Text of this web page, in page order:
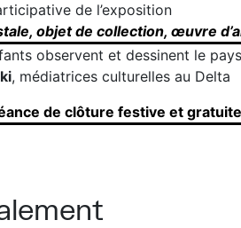
de l’exposition
objet de collection, œuvre
observent et dessinent le
, médiatrices culturelles au Delta
de clôture festive et gratuite